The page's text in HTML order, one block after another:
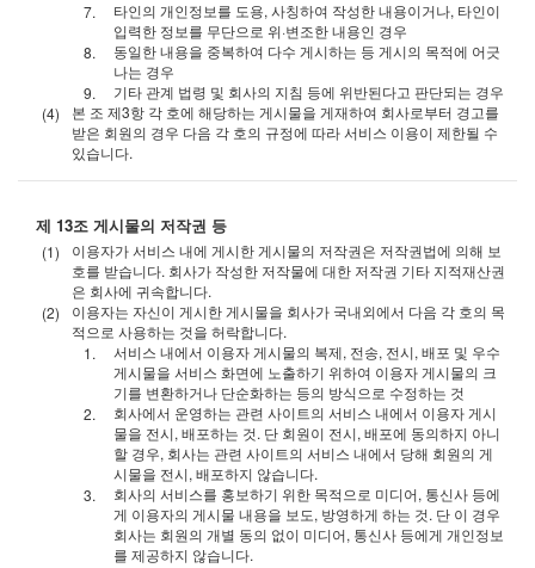
타인의 개인정보를 도용, 사칭하여 작성한 내용이거나, 타인이
입력한 정보를 무단으로 위·변조한 내용인 경우
동일한 내용을 중복하여 다수 게시하는 등 게시의 목적에 어긋
나는 경우
기타 관계 법령 및 회사의 지침 등에 위반된다고 판단되는 경우
본 조 제3항 각 호에 해당하는 게시물을 게재하여 회사로부터 경고를
받은 회원의 경우 다음 각 호의 규정에 따라 서비스 이용이 제한될 수
있습니다.
제 13조 게시물의 저작권 등
이용자가 서비스 내에 게시한 게시물의 저작권은 저작권법에 의해 보
호를 받습니다. 회사가 작성한 저작물에 대한 저작권 기타 지적재산권
은 회사에 귀속합니다.
이용자는 자신이 게시한 게시물을 회사가 국내외에서 다음 각 호의 목
적으로 사용하는 것을 허락합니다.
서비스 내에서 이용자 게시물의 복제, 전송, 전시, 배포 및 우수
게시물을 서비스 화면에 노출하기 위하여 이용자 게시물의 크
기를 변환하거나 단순화하는 등의 방식으로 수정하는 것
회사에서 운영하는 관련 사이트의 서비스 내에서 이용자 게시
물을 전시, 배포하는 것. 단 회원이 전시, 배포에 동의하지 아니
할 경우, 회사는 관련 사이트의 서비스 내에서 당해 회원의 게
시물을 전시, 배포하지 않습니다.
회사의 서비스를 홍보하기 위한 목적으로 미디어, 통신사 등에
게 이용자의 게시물 내용을 보도, 방영하게 하는 것. 단 이 경우
회사는 회원의 개별 동의 없이 미디어, 통신사 등에게 개인정보
를 제공하지 않습니다.